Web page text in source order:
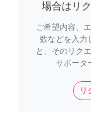
場合はリ
ご希望内容、
数などを入力
と、そのリク
サポータ
リ